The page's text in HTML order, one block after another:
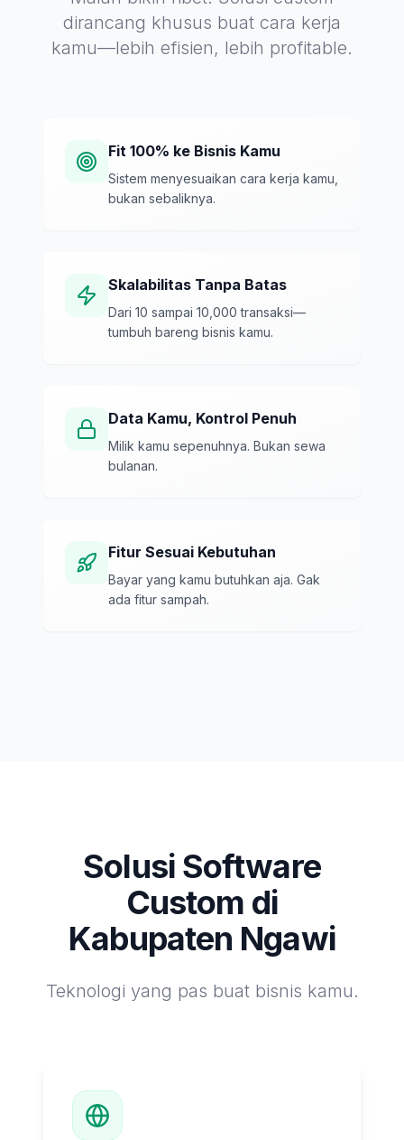
dirancang khusus buat cara kerja
kamu—lebih efisien, lebih profitable.
Fit 100% ke Bisnis Kamu
Sistem menyesuaikan cara kerja kamu,
bukan sebaliknya.
Skalabilitas Tanpa Batas
Dari 10 sampai 10,000 transaksi—
tumbuh bareng bisnis kamu.
Data Kamu, Kontrol Penuh
Milik kamu sepenuhnya. Bukan sewa
bulanan.
Fitur Sesuai Kebutuhan
Bayar yang kamu butuhkan aja. Gak
ada fitur sampah.
Solusi Software
Custom di
Kabupaten Ngawi
Teknologi yang pas buat bisnis kamu.